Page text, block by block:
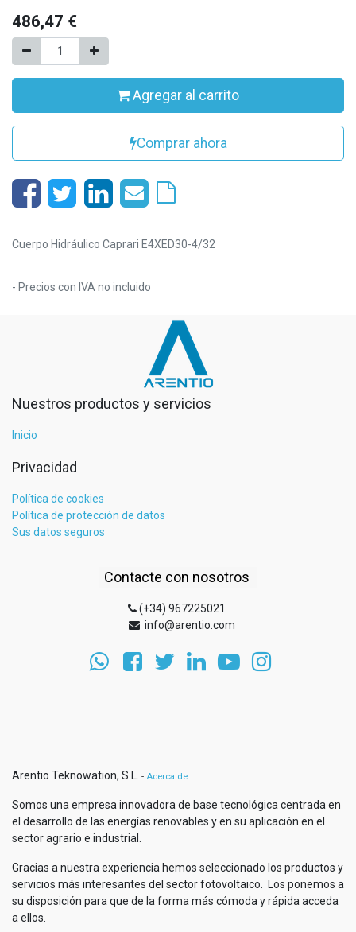
486,47 €
Agregar al carrito
Comprar ahora
Cuerpo Hidráulico Caprari E4XED30-4/32
- Precios con IVA no incluido
Nuestros productos y servicios
Inicio
Privacidad
Política de cookies
Política de protección de datos
Sus datos seguros
Contacte con nosotros
(+34) 967225021
info@arentio.com
Arentio Teknowation, S.L. - Acerca de
Somos una empresa innovadora de base tecnológica centrada en
el desarrollo de las energías renovables y en su aplicación en el
sector agrario e industrial.
Gracias a nuestra experiencia hemos seleccionado los productos y
servicios más interesantes del sector fotovoltaico. Los ponemos a
su disposición para que de la forma más cómoda y rápida acceda
a ellos.